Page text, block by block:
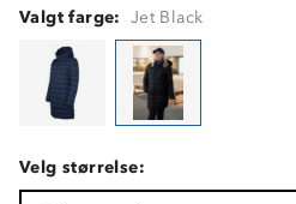
Valgt farge: Jet Black
Velg størrelse: